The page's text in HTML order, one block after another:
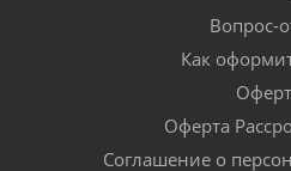
Вопрос-
Как
Оферта
Соглашение о